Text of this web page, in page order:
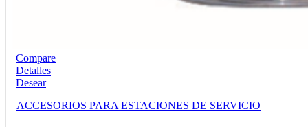
Compare
Detalles
Desear
ACCESORIOS PARA ESTACIONES DE SERVICIO